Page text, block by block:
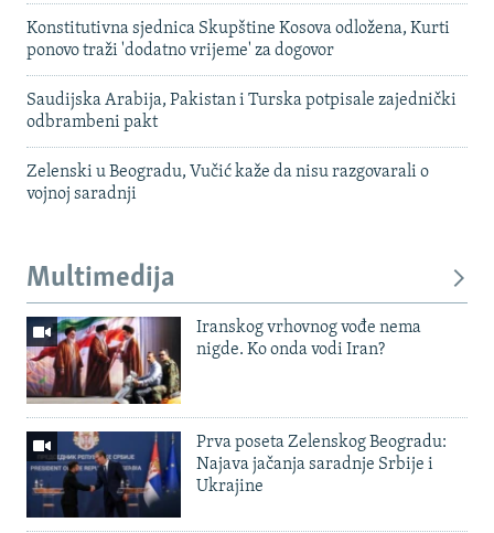
Konstitutivna sjednica Skupštine Kosova odložena, Kurti
ponovo traži 'dodatno vrijeme' za dogovor
Saudijska Arabija, Pakistan i Turska potpisale zajednički
odbrambeni pakt
Zelenski u Beogradu, Vučić kaže da nisu razgovarali o
vojnoj saradnji
Multimedija
Iranskog vrhovnog vođe nema
nigde. Ko onda vodi Iran?
Prva poseta Zelenskog Beogradu:
Najava jačanja saradnje Srbije i
Ukrajine